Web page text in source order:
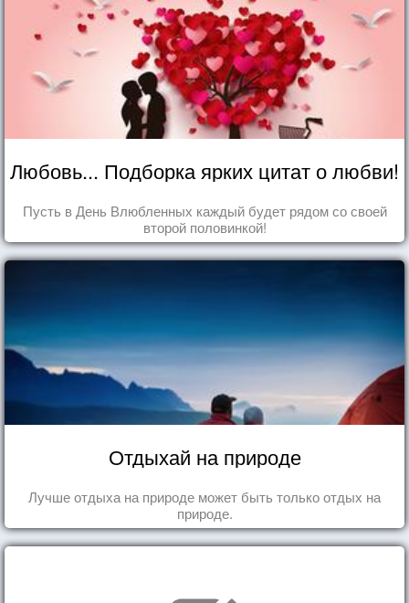
Любовь... Подборка ярких цитат о любви!
Пусть в День Влюбленных каждый будет рядом со своей
второй половинкой!
Отдыхай на природе
Лучше отдыха на природе может быть только отдых на
природе.